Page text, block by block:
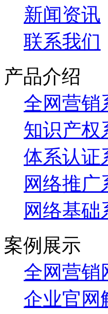
新闻资讯
联系我们
产品介绍
全网营销
知识产权
体系认证
网络推广
网络基础
案例展示
全网营销
企业官网